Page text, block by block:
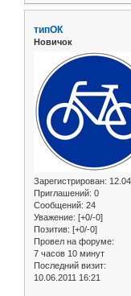
типОК
Новичок
Зарегистрирован:
Приглашений: 0
Сообщений: 24
Уважение: [+0/-0]
Позитив: [+0/-0]
Провел на форуме:
7 часов 10 минут
Последний визит:
10.06.2011 16:21